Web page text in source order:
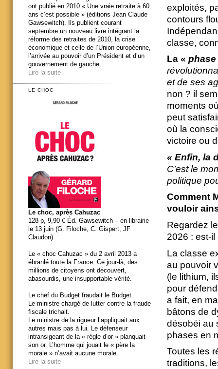
exploités,
contours
classe,
La «
et de ses
non ? il
moments
peut
où la
victoire ou
« Enfin, la
C’est le
politique
Comment
vouloir
Regardez
2026 : est-
La classe
au pouvoir
(le lithium,
pour
a fait, en
bâtons de
désobéi au
phases en
Toutes les
traditions,
ont publié en 2010 « Une vraie retraite à 60
ans c’est possible » (éditions Jean Claude
Gawsewitch). Ils publient courant
septembre un nouveau livre intégrant la
réforme des retraites de 2010, la crise
économique et celle de l’Union européenne,
l’arrivée au pouvoir d’un Président et d’un
gouvernement de gauche…
Lire la suite
LE CHOC
Le choc, après Cahuzac
128 p, 9,90 € Éd. Gawsewitch – en librairie
le 13 juin (G. Filoche, C. Gispert, JF
Claudon)
Le « choc Cahuzac » du 2 avril 2013 a
ébranlé toute la France. Ce jour-là, des
millions de citoyens ont découvert,
abasourdis, une insupportable vérité.
Le chef du Budget fraudait le Budget.
Le ministre chargé de lutter contre la fraude
fiscale trichait.
Le ministre de la rigueur l’appliquait aux
autres mais pas à lui. Le défenseur
intransigeant de la « règle d’or » planquait
son or. L’homme qui jouait le « père la
morale » n’avait aucune morale.
Lire la suite